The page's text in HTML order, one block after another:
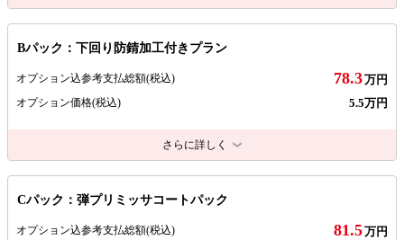
Bパック：下回り防錆加工付きプラン
オプション込参考支払総額(税込) 78.3万円
オプション価格(税込) 5.5万円
さらに詳しく
Cパック：弾プリミッサコートパック
オプション込参考支払総額(税込) 81.5万円